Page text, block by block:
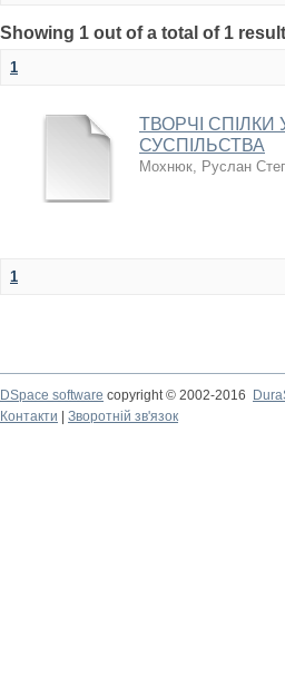
Showing 1 out of a total of 1
1
ТВОРЧІ
СУСПІЛЬСТВА
Мохнюк, Руслан
1
DSpace software copyright © 2002-2016
Контакти
Зворотній зв'язок